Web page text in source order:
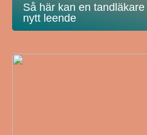
Så här kan en
nytt leende